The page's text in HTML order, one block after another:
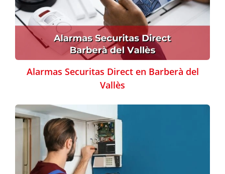
Alarmas Securitas Direct en Barberà del
Vallès